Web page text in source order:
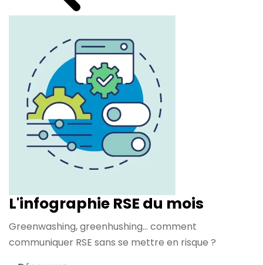
L'infographie RSE du mois
Greenwashing, greenhushing… comment
communiquer RSE sans se mettre en risque ?